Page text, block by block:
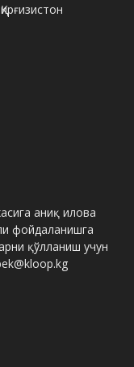
аниқ илова
фойдаланишга
қўлланиш учун